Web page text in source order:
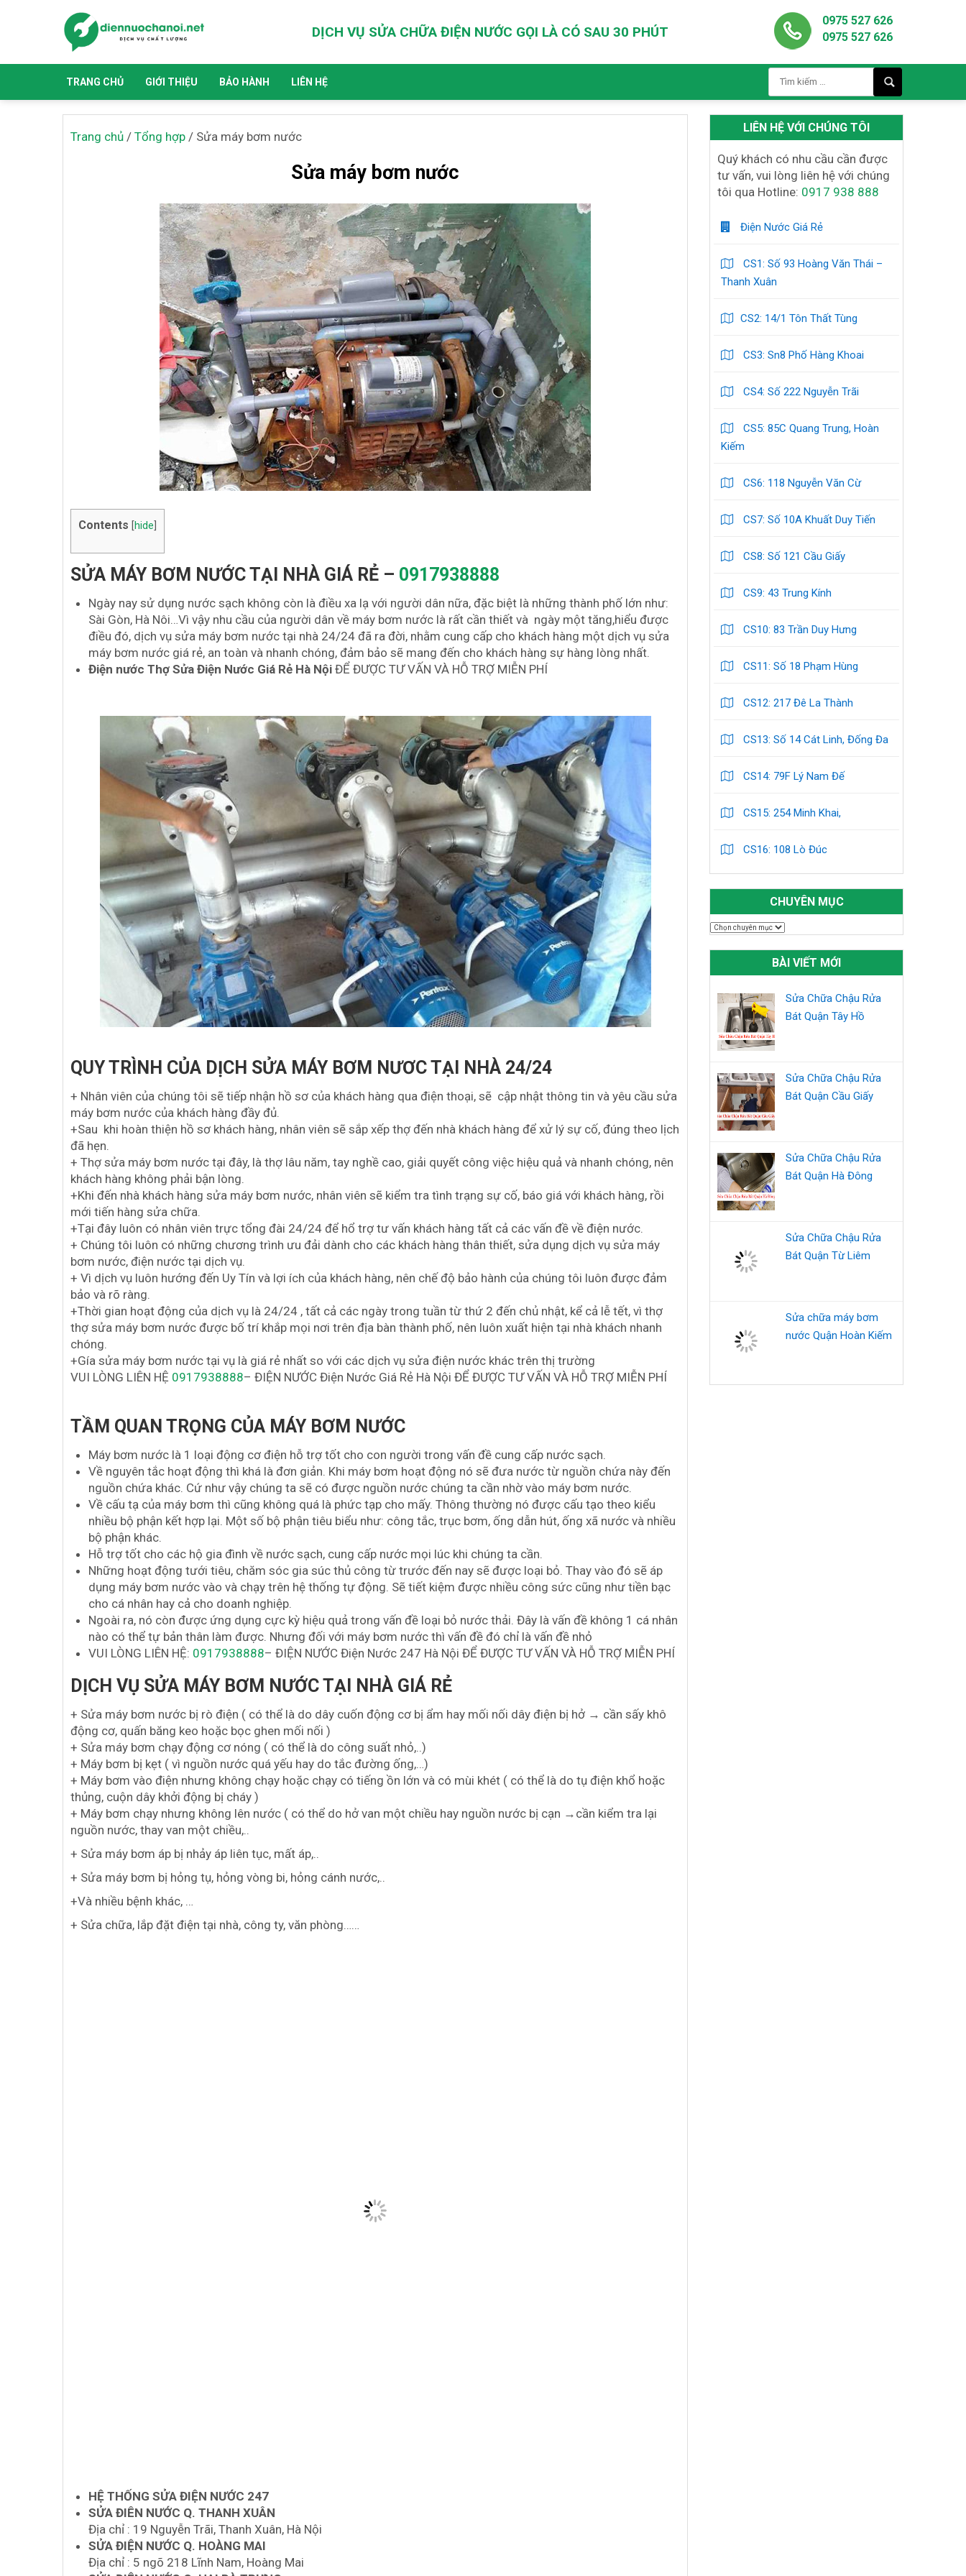
DỊCH VỤ SỬA CHỮA ĐIỆN NƯỚC GỌI LÀ CÓ SAU 30 PHÚT
0975 527 626
0975 527 626
TRANG CHỦ GIỚI THIỆU BẢO HÀNH LIÊN HỆ
Trang chủ / Tổng hợp / Sửa máy bơm nước
Sửa máy bơm nước
Contents hide
SỬA MÁY BƠM NƯỚC TẠI NHÀ GIÁ RẺ – 0917938888
Ngày nay sử dụng nước sạch không còn là điều xa lạ với người dân nữa, đặc biệt là những thành phố lớn như:
Sài Gòn, Hà Nôi…Vì vậy nhu cầu của người dân về máy bơm nước là rất cần thiết và ngày một tăng,hiểu được
điều đó, dịch vụ sửa máy bơm nước tại nhà 24/24 đã ra đời, nhằm cung cấp cho khách hàng một dịch vụ sửa
máy bơm nước giá rẻ, an toàn và nhanh chóng, đảm bảo sẽ mang đến cho khách hàng sự hàng lòng nhất.
Điện nước Thợ Sửa Điện Nước Giá Rẻ Hà Nội ĐỂ ĐƯỢC TƯ VẤN VÀ HỖ TRỢ MIỄN PHÍ
QUY TRÌNH CỦA DỊCH SỬA MÁY BƠM NƯƠC TẠI NHÀ 24/24
+ Nhân viên của chúng tôi sẽ tiếp nhận hồ sơ của khách hàng qua điện thoại, sẽ cập nhật thông tin và yêu cầu sửa
máy bơm nước của khách hàng đầy đủ.
+Sau khi hoàn thiện hồ sơ khách hàng, nhân viên sẽ sắp xếp thợ đến nhà khách hàng để xử lý sự cố, đúng theo lịch
đã hẹn.
+ Thợ sửa máy bơm nước tại đây, là thợ lâu năm, tay nghề cao, giải quyết công việc hiệu quả và nhanh chóng, nên
khách hàng không phải bận lòng.
+Khi đến nhà khách hàng sửa máy bơm nước, nhân viên sẽ kiểm tra tình trạng sự cố, báo giá với khách hàng, rồi
mới tiến hàng sửa chữa.
+Tại đây luôn có nhân viên trực tổng đài 24/24 để hổ trợ tư vấn khách hàng tất cả các vấn đề về điện nước.
+ Chúng tôi luôn có những chương trình ưu đải dành cho các khách hàng thân thiết, sửa dụng dịch vụ sửa máy
bơm nước, điện nước tại dịch vụ.
+ Vì dịch vụ luôn hướng đến Uy Tín và lợi ích của khách hàng, nên chế độ bảo hành của chúng tôi luôn được đảm
bảo và rõ ràng.
+Thời gian hoạt động của dịch vụ là 24/24 , tất cả các ngày trong tuần từ thứ 2 đến chủ nhật, kể cả lễ tết, vì thợ
thợ sửa máy bơm nước được bố trí khắp mọi nơi trên địa bàn thành phố, nên luôn xuất hiện tại nhà khách nhanh
chóng.
+Gía sửa máy bơm nước tại vụ là giá rẻ nhất so với các dịch vụ sửa điện nước khác trên thị trường
VUI LÒNG LIÊN HỆ 0917938888– ĐIỆN NƯỚC Điện Nước Giá Rẻ Hà Nội ĐỂ ĐƯỢC TƯ VẤN VÀ HỖ TRỢ MIỄN PHÍ
TẦM QUAN TRỌNG CỦA MÁY BƠM NƯỚC
Máy bơm nước là 1 loại động cơ điện hỗ trợ tốt cho con người trong vấn đề cung cấp nước sạch.
Về nguyên tắc hoạt động thì khá là đơn giản. Khi máy bơm hoạt động nó sẽ đưa nước từ nguồn chứa này đến
nguồn chứa khác. Cứ như vậy chúng ta sẽ có được nguồn nước chúng ta cần nhờ vào máy bơm nước.
Về cấu tạ của máy bơm thì cũng không quá là phức tạp cho mấy. Thông thường nó được cấu tạo theo kiểu
nhiều bộ phận kết hợp lại. Một số bộ phận tiêu biểu như: công tắc, trục bơm, ống dẫn hút, ống xã nước và nhiều
bộ phận khác.
Hỗ trợ tốt cho các hộ gia đình về nước sạch, cung cấp nước mọi lúc khi chúng ta cần.
Những hoạt động tưới tiêu, chăm sóc gia súc thủ công từ trước đến nay sẽ được loại bỏ. Thay vào đó sẽ áp
dụng máy bơm nước vào và chạy trên hệ thống tự động. Sẽ tiết kiệm được nhiều công sức cũng như tiền bạc
cho cá nhân hay cả cho doanh nghiệp.
Ngoài ra, nó còn được ứng dụng cực kỳ hiệu quả trong vấn đề loại bỏ nước thải. Đây là vấn đề không 1 cá nhân
nào có thể tự bản thân làm được. Nhưng đối với máy bơm nước thì vấn đề đó chỉ là vấn đề nhỏ
VUI LÒNG LIÊN HỆ: 0917938888– ĐIỆN NƯỚC Điện Nước 247 Hà Nội ĐỂ ĐƯỢC TƯ VẤN VÀ HỖ TRỢ MIỄN PHÍ
DỊCH VỤ SỬA MÁY BƠM NƯỚC TẠI NHÀ GIÁ RẺ
+ Sửa máy bơm nước bị rò điện ( có thể là do dây cuốn động cơ bị ẩm hay mối nối dây điện bị hở → cần sấy khô
động cơ, quấn băng keo hoặc bọc ghen mối nối )
+ Sửa máy bơm chạy động cơ nóng ( có thể là do công suất nhỏ,..)
+ Máy bơm bị kẹt ( vì nguồn nước quá yếu hay do tắc đường ống,…)
+ Máy bơm vào điện nhưng không chạy hoặc chạy có tiếng ồn lớn và có mùi khét ( có thể là do tụ điện khổ hoặc
thủng, cuộn dây khởi động bị cháy )
+ Máy bơm chạy nhưng không lên nước ( có thể do hở van một chiều hay nguồn nước bị cạn →cần kiểm tra lại
nguồn nước, thay van một chiều,..
+ Sửa máy bơm áp bị nhảy áp liên tục, mất áp,..
+ Sửa máy bơm bị hỏng tụ, hỏng vòng bi, hỏng cánh nước,..
+Và nhiều bệnh khác, …
+ Sửa chữa, lắp đặt điện tại nhà, công ty, văn phòng……
HỆ THỐNG SỬA ĐIỆN NƯỚC 247
SỬA ĐIÊN NƯỚC Q. THANH XUÂN
Địa chỉ : 19 Nguyễn Trãi, Thanh Xuân, Hà Nội
SỬA ĐIỆN NƯỚC Q. HOÀNG MAI
Địa chỉ : 5 ngõ 218 Lĩnh Nam, Hoàng Mai
LIÊN HỆ VỚI CHÚNG TÔI
Quý khách có nhu cầu cần được
tư vấn, vui lòng liên hệ với chúng
tôi qua Hotline: 0917 938 888
Điện Nước Giá Rẻ
CS1: Số 93 Hoàng Văn Thái –
Thanh Xuân
CS2: 14/1 Tôn Thất Tùng
CS3: Sn8 Phố Hàng Khoai
CS4: Số 222 Nguyễn Trãi
CS5: 85C Quang Trung, Hoàn
Kiếm
CS6: 118 Nguyễn Văn Cừ
CS7: Số 10A Khuất Duy Tiến
CS8: Số 121 Cầu Giấy
CS9: 43 Trung Kính
CS10: 83 Trần Duy Hưng
CS11: Số 18 Phạm Hùng
CS12: 217 Đê La Thành
CS13: Số 14 Cát Linh, Đống Đa
CS14: 79F Lý Nam Đế
CS15: 254 Minh Khai,
CS16: 108 Lò Đúc
CHUYÊN MỤC
Chuyên
BÀI VIẾT MỚI
Sửa Chữa Chậu Rửa
Bát Quận Tây Hồ
Sửa Chữa Chậu Rửa
Bát Quận Cầu Giấy
Sửa Chữa Chậu Rửa
Bát Quận Hà Đông
Sửa Chữa Chậu Rửa
Bát Quận Từ Liêm
Sửa chữa máy bơm
nước Quận Hoàn Kiếm